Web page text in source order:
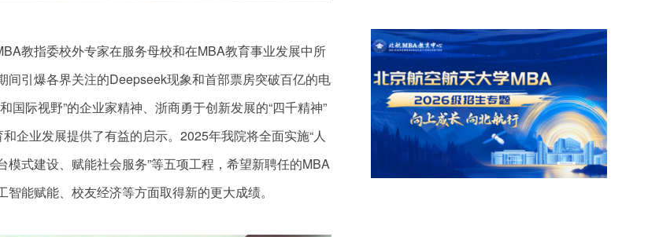
教指委校外专家在服务母校和在MBA教育事业发展中所
引爆各界关注的Deepseek现象和首部票房突破百亿的电
际视野”的企业家精神、浙商勇于创新发展的“四千精神”
企业发展提供了有益的启示。2025年我院将全面实施“人
式建设、赋能社会服务”等五项工程，希望新聘任的MBA
能赋能、校友经济等方面取得新的更大成绩。